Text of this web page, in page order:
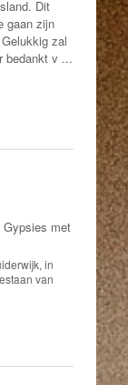
Dit
gaan zijn
zal
bedankt v ...
Gypsies met
in
van